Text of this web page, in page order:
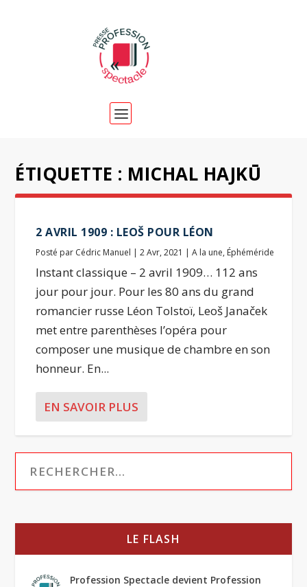
ÉTIQUETTE : MICHAL HAJKŪ
2 AVRIL 1909 : LEOŠ POUR LÉON
Posté par Cédric Manuel |2 Avr, 2021 |A la une, Éphéméride
Instant classique – 2 avril 1909… 112 ans
jour pour jour. Pour les 80 ans du grand
romancier russe Léon Tolstoï, Leoš Janaček
met entre parenthèses l’opéra pour
composer une musique de chambre en son
honneur. En...
EN SAVOIR PLUS
LE FLASH
Profession Spectacle devient Profession